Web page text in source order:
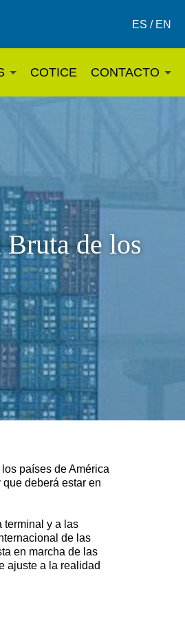
ES / EN
COTICE CONTACTO
de los
países de América
deberá estar en
terminal y a las
de las
en marcha de las
ajuste a la realidad